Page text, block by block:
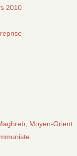
2010
Moyen-Orient